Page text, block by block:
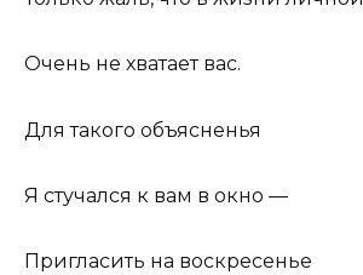
Очень не хватает вас.
Для такого объясненья
Я стучался к вам в окно —
Пригласить на воскресенье